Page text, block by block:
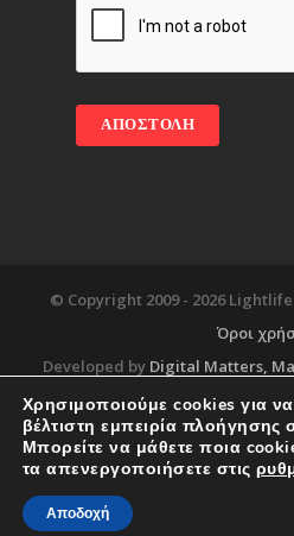
© Copyright 2009 - 2026
Όροι
Developed by Digital Matters,
Blog About Services
Χρησιμοποιούμε cookies για
βέλτιστη εμπειρία πλοήγησης
Μπορείτε να μάθετε ποια
τα απενεργοποιήσετε στις
Αποδοχή